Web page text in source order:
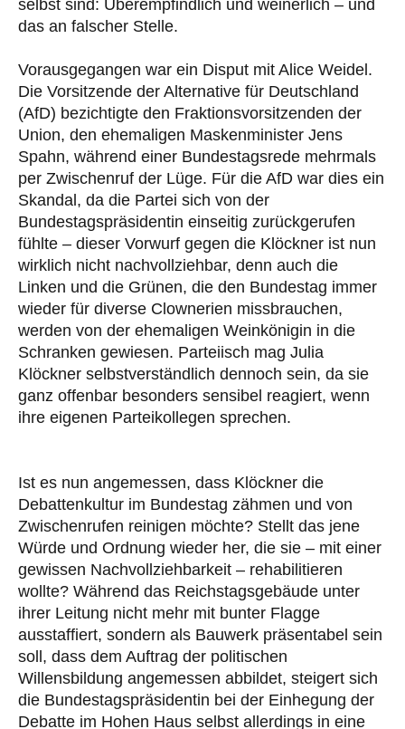
selbst sind: Überempfindlich und weinerlich – und
das an falscher Stelle.
Vorausgegangen war ein Disput mit Alice Weidel.
Die Vorsitzende der Alternative für Deutschland
(AfD) bezichtigte den Fraktionsvorsitzenden der
Union, den ehemaligen Maskenminister Jens
Spahn, während einer Bundestagsrede mehrmals
per Zwischenruf der Lüge. Für die AfD war dies ein
Skandal, da die Partei sich von der
Bundestagspräsidentin einseitig zurückgerufen
fühlte – dieser Vorwurf gegen die Klöckner ist nun
wirklich nicht nachvollziehbar, denn auch die
Linken und die Grünen, die den Bundestag immer
wieder für diverse Clownerien missbrauchen,
werden von der ehemaligen Weinkönigin in die
Schranken gewiesen. Parteiisch mag Julia
Klöckner selbstverständlich dennoch sein, da sie
ganz offenbar besonders sensibel reagiert, wenn
ihre eigenen Parteikollegen sprechen.
Ist es nun angemessen, dass Klöckner die
Debattenkultur im Bundestag zähmen und von
Zwischenrufen reinigen möchte? Stellt das jene
Würde und Ordnung wieder her, die sie – mit einer
gewissen Nachvollziehbarkeit – rehabilitieren
wollte? Während das Reichstagsgebäude unter
ihrer Leitung nicht mehr mit bunter Flagge
ausstaffiert, sondern als Bauwerk präsentabel sein
soll, dass dem Auftrag der politischen
Willensbildung angemessen abbildet, steigert sich
die Bundestagspräsidentin bei der Einhegung der
Debatte im Hohen Haus selbst allerdings in eine